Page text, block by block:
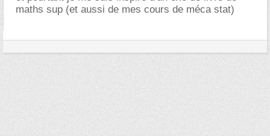
maths sup (et aussi de mes cours de méca stat)